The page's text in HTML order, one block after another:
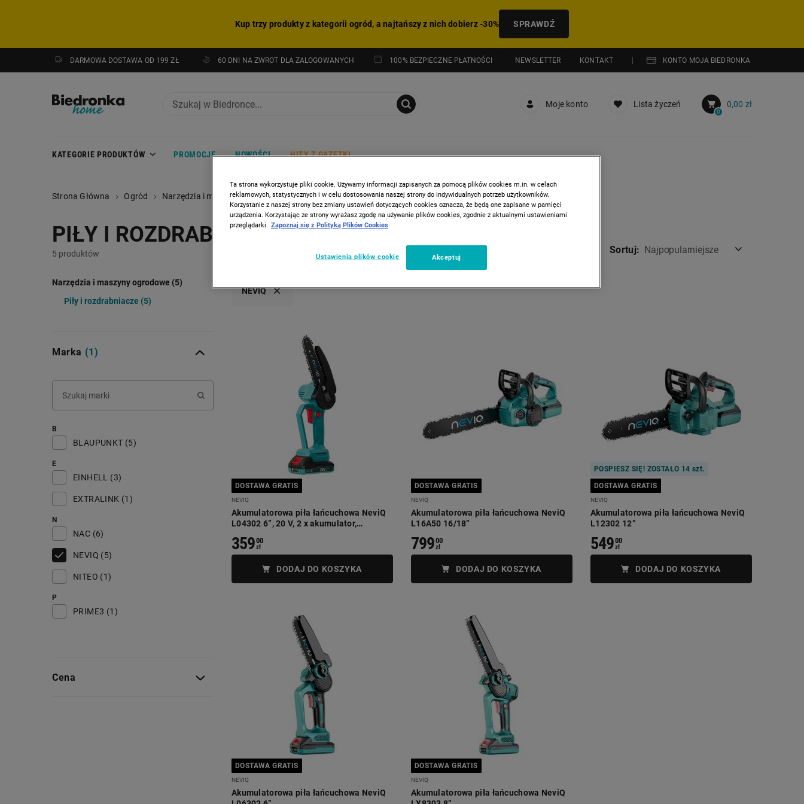
Kup trzy produkty z kategorii ogród, a najtańszy z nich dobierz -30% SPRAWDŹ
DARMOWA DOSTAWA OD 199 ZŁ 60 DNI NA ZWROT DLA ZALOGOWANYCH 100% BEZPIECZNE PŁATNOŚCI NEWSLETTER KONTAKT KONTO MOJA BIEDRONKA
Moje konto Lista życzeń
0
0,00 zł
KATEGORIE PRODUKTÓW PROMOCJE NOWOŚCI HITY Z GAZETKI
Strona Główna Ogród Narzędzia i maszyny ogrodowe Piły i rozdrabniacze
PIŁY I ROZDRABNIACZE
5 produktów Sortuj: Najpopularniejsze
Narzędzia i maszyny ogrodowe (5)
Piły i rozdrabniacze (5)
Marka (1)
B
BLAUPUNKT (5)
E
EINHELL (3)
EXTRALINK (1)
N
NAC (6)
NEVIQ (5)
NITEO (1)
P
PRIME3 (1)
Cena
NEVIQ
DOSTAWA GRATIS
NEVIQ
Akumulatorowa piła łańcuchowa NeviQ
L04302 6”, 20 V, 2 x akumulator,
35900
zł
DODAJ DO KOSZYKA
DOSTAWA GRATIS
NEVIQ
Akumulatorowa piła łańcuchowa NeviQ
L16A50 16/18”
79900
zł
DODAJ DO KOSZYKA
POSPIESZ SIĘ! ZOSTAŁO 14 szt.
DOSTAWA GRATIS
NEVIQ
Akumulatorowa piła łańcuchowa NeviQ
L12302 12”
54900
zł
DODAJ DO KOSZYKA
DOSTAWA GRATIS
NEVIQ
Akumulatorowa piła łańcuchowa NeviQ
DOSTAWA GRATIS
NEVIQ
Akumulatorowa piła łańcuchowa NeviQ
Ta strona wykorzystuje pliki cookie. Używamy informacji zapisanych za pomocą plików cookies m.in. w celach
reklamowych, statystycznych i w celu dostosowania naszej strony do indywidualnych potrzeb użytkowników.
Korzystanie z naszej strony bez zmiany ustawień dotyczących cookies oznacza, że będą one zapisane w pamięci
urządzenia. Korzystając ze strony wyrażasz zgodę na używanie plików cookies, zgodnie z aktualnymi ustawieniami
przeglądarki. Zapoznaj się z Polityką Plików Cookies
Ustawienia plików cookie Akceptuj